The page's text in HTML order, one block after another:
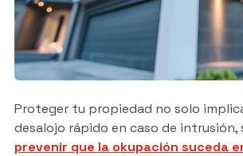
Proteger tu propiedad no solo
desalojo rápido en caso de intrusión,
prevenir que la okupación suceda